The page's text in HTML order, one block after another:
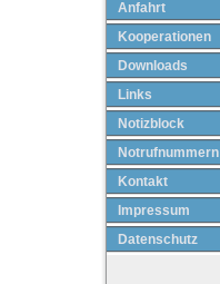
Anfahrt
Kooperationen
Downloads
Links
Notizblock
Notrufnummern
Kontakt
Impressum
Datenschutz